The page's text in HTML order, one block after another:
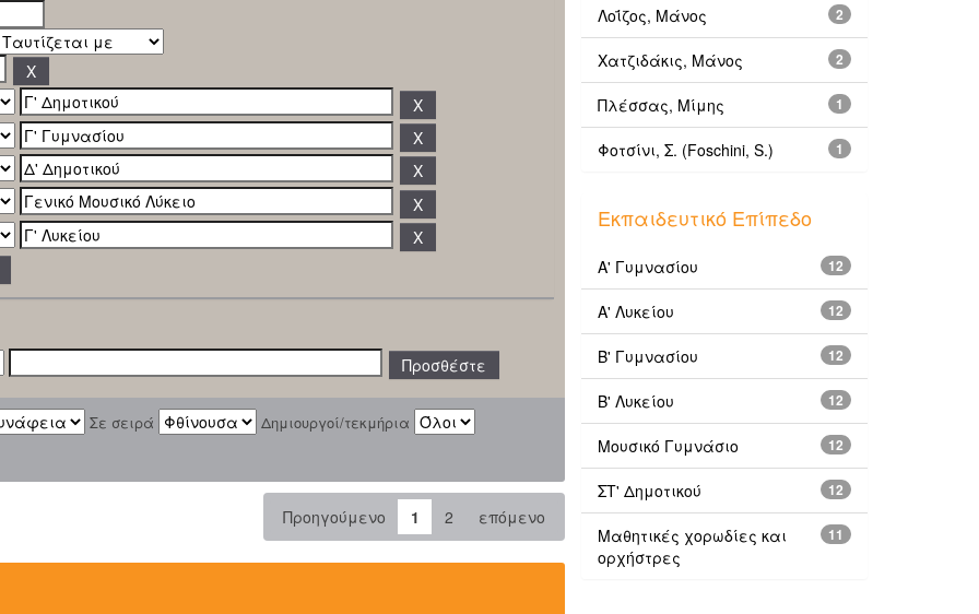
Σε σειρά Δημιουργοί/τεκμήρια
Προηγούμενο 1 2 επόμενο
2
Λοΐζος, Μάνος
2
Χατζιδάκις, Μάνος
1
Πλέσσας, Μίμης
1
Φοτσίνι, Σ. (Foschini, S.)
Εκπαιδευτικό Επίπεδο
12
Α' Γυμνασίου
12
Α' Λυκείου
12
Β' Γυμνασίου
12
Β' Λυκείου
12
Μουσικό Γυμνάσιο
12
ΣΤ' Δημοτικού
11
Μαθητικές χορωδίες και
ορχήστρες